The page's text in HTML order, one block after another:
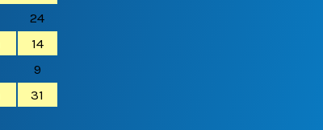
24
14
9
31